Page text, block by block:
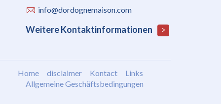
info@dordognemaison.com
Weitere Kontaktinformationen
Home disclaimer Kontact
Links
Allgemeine Geschäftsbedingungen